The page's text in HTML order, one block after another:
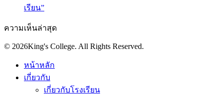
เรียน”
ความเห็นล่าสุด
© 2026King's College. All Rights Reserved.
หน้าหลัก
เกี่ยวกับ
เกี่ยวกับโรงเรียน